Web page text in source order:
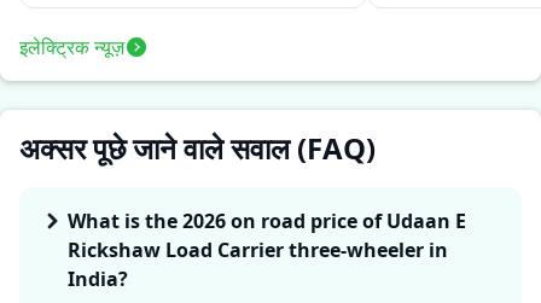
इलेक्ट्रिक न्यूज़
अक्सर पूछे जाने वाले सवाल (FAQ)
What is the 2026 on road price of Udaan E
Rickshaw Load Carrier three-wheeler in
India?